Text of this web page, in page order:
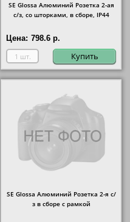
SE Glossa Алюминий Розетка 2-ая
с/з, со шторками, в сборе, IP44
Цена: 798.6 р.
Купить
SE Glossa Алюминий Розетка 2-я с/
з в сборе с рамкой